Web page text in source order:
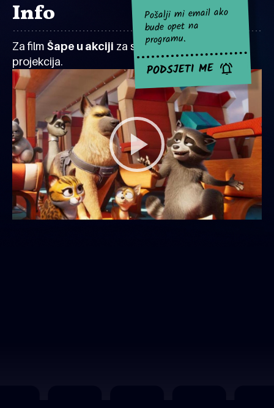
Info
Za film Šape u akciji za sad nema najavljenih
projekcija.
Pošalji mi email ako
bude opet na
programu.
PODSJETI ME